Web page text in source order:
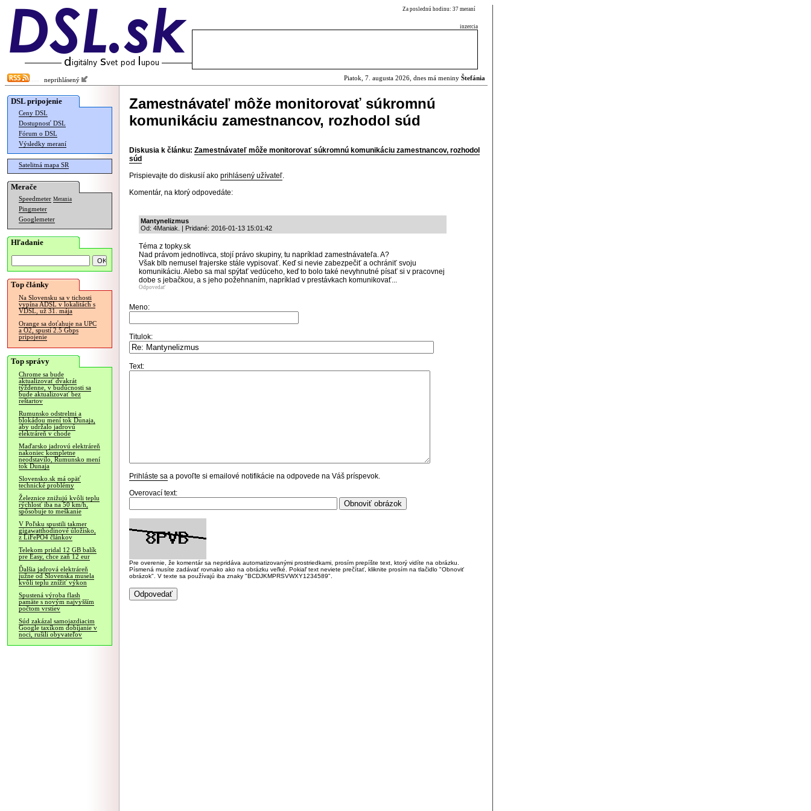
Za poslednú hodinu: 37 meraní
inzercia
neprihlásený Piatok, 7. augusta 2026, dnes má meniny Štefánia
DSL pripojenie
Ceny DSL
Dostupnosť DSL
Fórum o DSL
Výsledky meraní
Satelitná mapa SR
Merače
Speedmeter Merania
Pingmeter
Googlemeter
Hľadanie
Top články
Na Slovensku sa v tichosti
vypína ADSL v lokalitách s
VDSL, už 31. mája
Orange sa doťahuje na UPC
a O2, spustí 2.5 Gbps
pripojenie
Top správy
Chrome sa bude
aktualizovať dvakrát
týždenne, v budúcnosti sa
bude aktualizovať bez
reštartov
Rumunsko odstrelmi a
blokádou mení tok Dunaja,
aby udržalo jadrovú
elektráreň v chode
Maďarsko jadrovú elektráreň
nakoniec kompletne
neodstavilo, Rumunsko mení
tok Dunaja
Slovensko.sk má opäť
technické problémy
Železnice znižujú kvôli teplu
rýchlosť iba na 50 km/h,
spôsobuje to meškanie
V Poľsku spustili takmer
gigawatthodinové úložisko,
z LiFePO4 článkov
Telekom pridal 12 GB balík
pre Easy, chce zaň 12 eur
Ďalšia jadrová elektráreň
južne od Slovenska musela
kvôli teplu znížiť výkon
Spustená výroba flash
pamäte s novým najvyšším
počtom vrstiev
Súd zakázal samojazdiacim
Google taxíkom dobíjanie v
noci, rušili obyvateľov
Zamestnávateľ môže monitorovať súkromnú
komunikáciu zamestnancov, rozhodol súd
Diskusia k článku: Zamestnávateľ môže monitorovať súkromnú komunikáciu zamestnancov, rozhodol
súd
Prispievajte do diskusií ako prihlásený užívateľ.
Komentár, na ktorý odpovedáte:
Mantynelizmus
Od: 4Maniak. | Pridané: 2016-01-13 15:01:42
Téma z topky.sk
Nad právom jednotlivca, stojí právo skupiny, tu napríklad zamestnávateľa. A?
Však blb nemusel frajerske stále vypisovať. Keď si nevie zabezpečiť a ochrániť svoju
komunikáciu. Alebo sa mal spýtať vedúceho, keď to bolo také nevyhnutné písať si v pracovnej
dobe s jebačkou, a s jeho požehnaním, napríklad v prestávkach komunikovať...
Odpovedať
Meno:
Titulok:
Text:
Prihláste sa a povoľte si emailové notifikácie na odpovede na Váš príspevok.
Overovací text:
Pre overenie, že komentár sa nepridáva automatizovanými prostriedkami, prosím prepíšte text, ktorý vidíte na obrázku.
Písmená musíte zadávať rovnako ako na obrázku veľké. Pokiaľ text neviete prečítať, kliknite prosím na tlačidlo "Obnoviť
obrázok". V texte sa používajú iba znaky "BCDJKMPRSVWXY1234589".